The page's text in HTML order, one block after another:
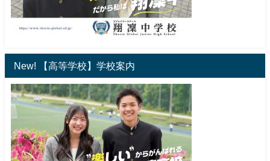
New! 【高等学校】学校案内